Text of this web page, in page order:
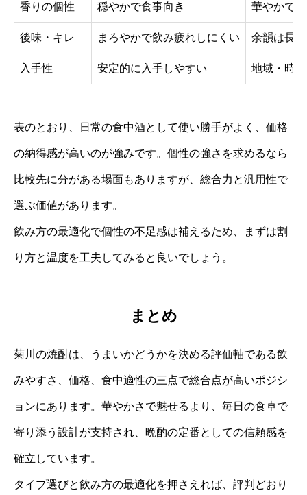
香りの個性 穏やかで食事向き 華やかで
後味・キレ まろやかで飲み疲れしにくい 余韻は長め
入手性 安定的に入手しやすい 地域・時
表のとおり、日常の食中酒として使い勝手がよく、価格
の納得感が高いのが強みです。個性の強さを求めるなら
比較先に分がある場面もありますが、総合力と汎用性で
選ぶ価値があります。
飲み方の最適化で個性の不足感は補えるため、まずは割
り方と温度を工夫してみると良いでしょう。
まとめ
菊川の焼酎は、うまいかどうかを決める評価軸である飲
みやすさ、価格、食中適性の三点で総合点が高いポジシ
ョンにあります。華やかさで魅せるより、毎日の食卓で
寄り添う設計が支持され、晩酌の定番としての信頼感を
確立しています。
タイプ選びと飲み方の最適化を押さえれば、評判どおり